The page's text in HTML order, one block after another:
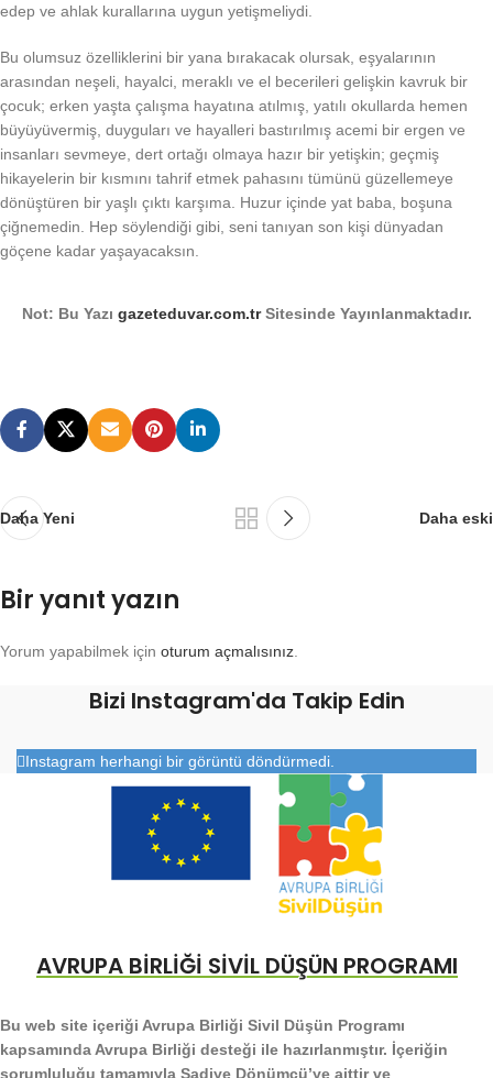
edep ve ahlak kurallarına uygun yetişmeliydi.
Bu olumsuz özelliklerini bir yana bırakacak olursak, eşyalarının
arasından neşeli, hayalci, meraklı ve el becerileri gelişkin kavruk bir
çocuk; erken yaşta çalışma hayatına atılmış, yatılı okullarda hemen
büyüyüvermiş, duyguları ve hayalleri bastırılmış acemi bir ergen ve
insanları sevmeye, dert ortağı olmaya hazır bir yetişkin; geçmiş
hikayelerin bir kısmını tahrif etmek pahasını tümünü güzellemeye
dönüştüren bir yaşlı çıktı karşıma. Huzur içinde yat baba, boşuna
çiğnemedin. Hep söylendiği gibi, seni tanıyan son kişi dünyadan
göçene kadar yaşayacaksın.
Not: Bu Yazı gazeteduvar.com.trSitesinde Yayınlanmaktadır.
Daha Yeni Daha eski
Bir yanıt yazın
Yorum yapabilmek için oturum açmalısınız
Bizi Instagram'da Takip Edin
Instagram herhangi bir görüntü döndürmedi.
AVRUPA BİRLİĞİ SİVİL DÜŞÜN PROGRAMI
Bu web site içeriği Avrupa Birliği Sivil Düşün Programı
kapsamında Avrupa Birliği desteği ile hazırlanmıştır. İçeriğin
sorumluluğu tamamıyla Şadiye Dönümcü’ye aittir ve